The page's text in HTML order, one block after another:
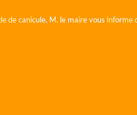
de canicule, M. le maire vous